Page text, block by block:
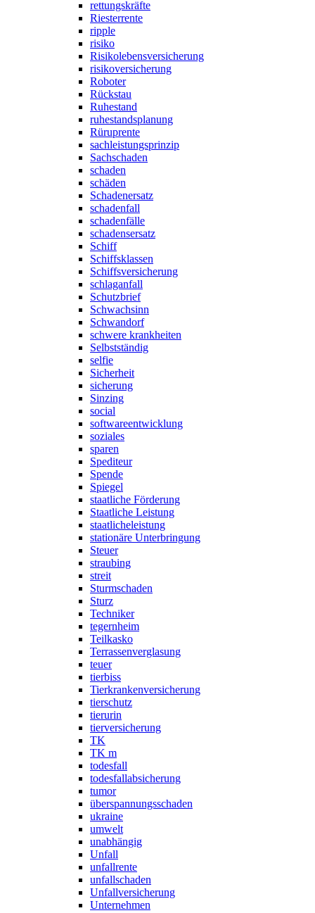
rettungskräfte
Riesterrente
ripple
risiko
Risikolebensversicherung
risikoversicherung
Roboter
Rückstau
Ruhestand
ruhestandsplanung
Rüruprente
sachleistungsprinzip
Sachschaden
schaden
schäden
Schadenersatz
schadenfall
schadenfälle
schadensersatz
Schiff
Schiffsklassen
Schiffsversicherung
schlaganfall
Schutzbrief
Schwachsinn
Schwandorf
schwere krankheiten
Selbstständig
selfie
Sicherheit
sicherung
Sinzing
social
softwareentwicklung
soziales
sparen
Spediteur
Spende
Spiegel
staatliche Förderung
Staatliche Leistung
staatlicheleistung
stationäre Unterbringung
Steuer
straubing
streit
Sturmschaden
Sturz
Techniker
tegernheim
Teilkasko
Terrassenverglasung
teuer
tierbiss
Tierkrankenversicherung
tierschutz
tierurin
tierversicherung
TK
TK m
todesfall
todesfallabsicherung
tumor
überspannungsschaden
ukraine
umwelt
unabhängig
Unfall
unfallrente
unfallschaden
Unfallversicherung
Unternehmen